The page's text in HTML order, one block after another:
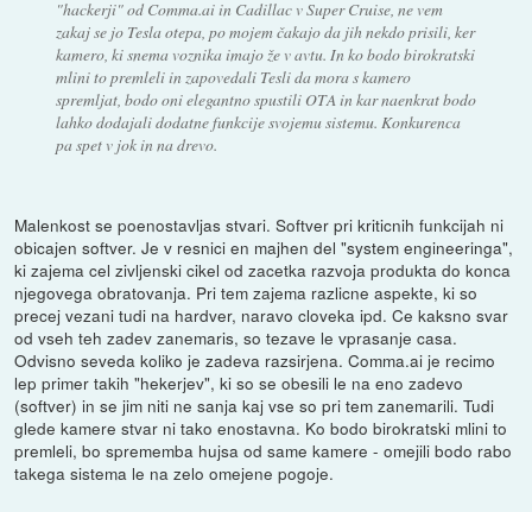
"hackerji" od Comma.ai in Cadillac v Super Cruise, ne vem
zakaj se jo Tesla otepa, po mojem čakajo da jih nekdo prisili, ker
kamero, ki snema voznika imajo že v avtu. In ko bodo birokratski
mlini to premleli in zapovedali Tesli da mora s kamero
spremljat, bodo oni elegantno spustili OTA in kar naenkrat bodo
lahko dodajali dodatne funkcije svojemu sistemu. Konkurenca
pa spet v jok in na drevo.
Malenkost se poenostavljas stvari. Softver pri kriticnih funkcijah ni
obicajen softver. Je v resnici en majhen del "system engineeringa",
ki zajema cel zivljenski cikel od zacetka razvoja produkta do konca
njegovega obratovanja. Pri tem zajema razlicne aspekte, ki so
precej vezani tudi na hardver, naravo cloveka ipd. Ce kaksno svar
od vseh teh zadev zanemaris, so tezave le vprasanje casa.
Odvisno seveda koliko je zadeva razsirjena. Comma.ai je recimo
lep primer takih "hekerjev", ki so se obesili le na eno zadevo
(softver) in se jim niti ne sanja kaj vse so pri tem zanemarili. Tudi
glede kamere stvar ni tako enostavna. Ko bodo birokratski mlini to
premleli, bo sprememba hujsa od same kamere - omejili bodo rabo
takega sistema le na zelo omejene pogoje.